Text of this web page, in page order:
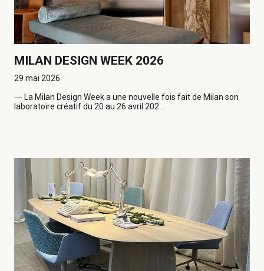
MILAN DESIGN WEEK 2026
29 mai 2026
― La Milan Design Week a une nouvelle fois fait de Milan son
laboratoire créatif du 20 au 26 avril 202...